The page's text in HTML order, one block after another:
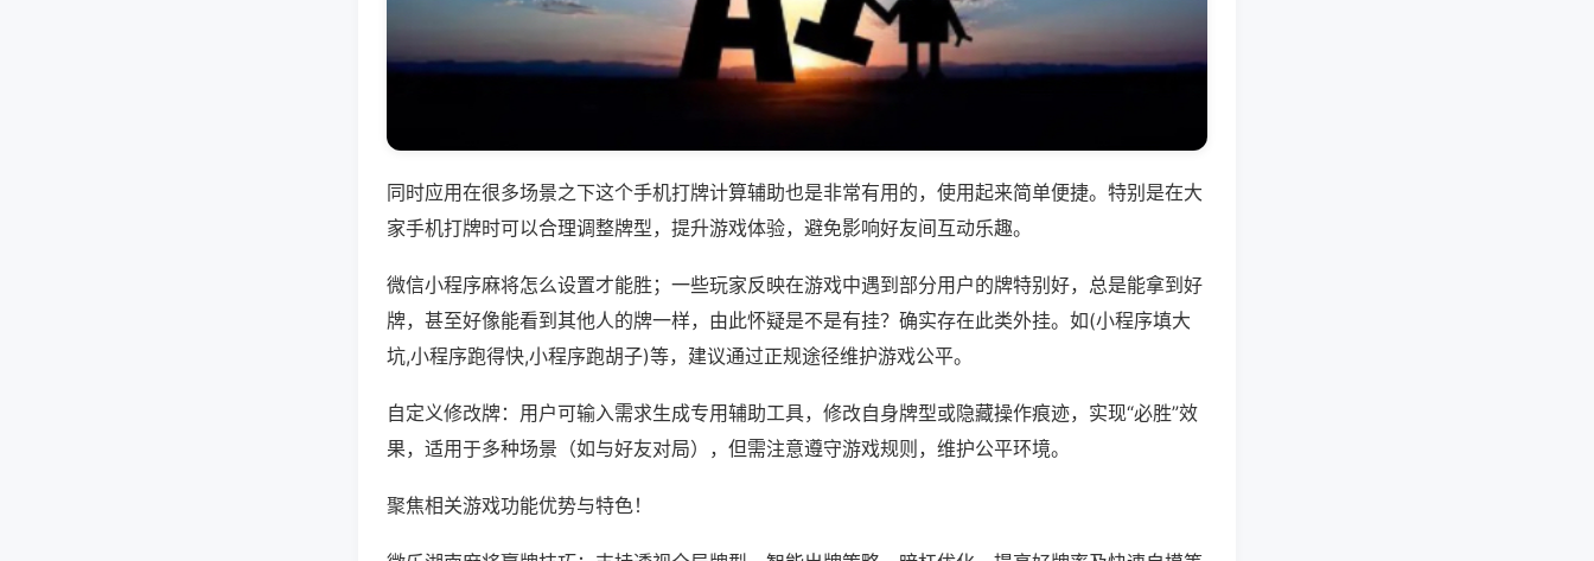
同时应用在很多场景之下这个手机打牌计算辅助也是非常有用的，使用起来简单便捷。特别是在大
家手机打牌时可以合理调整牌型，提升游戏体验，避免影响好友间互动乐趣。
微信小程序麻将怎么设置才能胜；一些玩家反映在游戏中遇到部分用户的牌特别好，总是能拿到好
牌，甚至好像能看到其他人的牌一样，由此怀疑是不是有挂？确实存在此类外挂。如(小程序填大
坑,小程序跑得快,小程序跑胡子)等，建议通过正规途径维护游戏公平。
自定义修改牌：用户可输入需求生成专用辅助工具，修改自身牌型或隐藏操作痕迹，实现“必胜”效
果，适用于多种场景（如与好友对局），但需注意遵守游戏规则，维护公平环境。
聚焦相关游戏功能优势与特色！